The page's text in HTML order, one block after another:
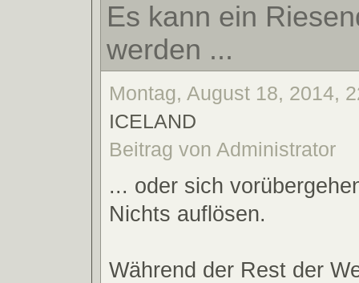
Es kann ein
werden ...
Montag, August 18, 2014,
ICELAND
Beitrag von Administrator
... oder sich
Nichts auflösen.
Während der Rest der